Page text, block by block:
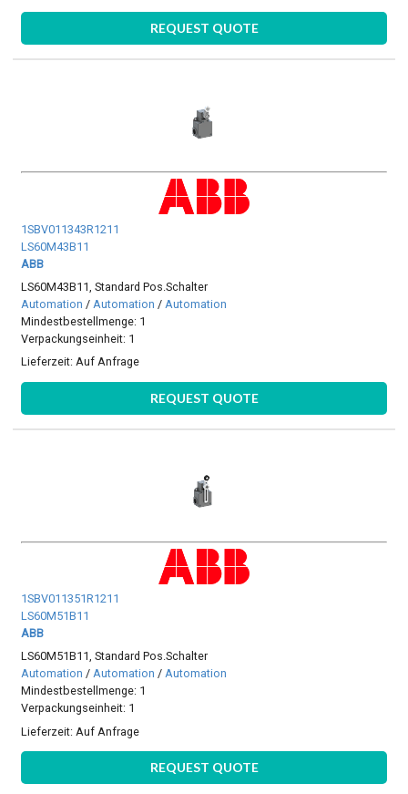
REQUEST QUOTE
1SBV011343R1211
LS60M43B11
ABB
LS60M43B11, Standard Pos.Schalter
Automation / Automation / Automation
Mindestbestellmenge: 1
Verpackungseinheit: 1
Lieferzeit:Auf Anfrage
REQUEST QUOTE
1SBV011351R1211
LS60M51B11
ABB
LS60M51B11, Standard Pos.Schalter
Automation /Automation /Automation
Mindestbestellmenge: 1
Verpackungseinheit: 1
Lieferzeit: Auf Anfrage
REQUEST QUOTE